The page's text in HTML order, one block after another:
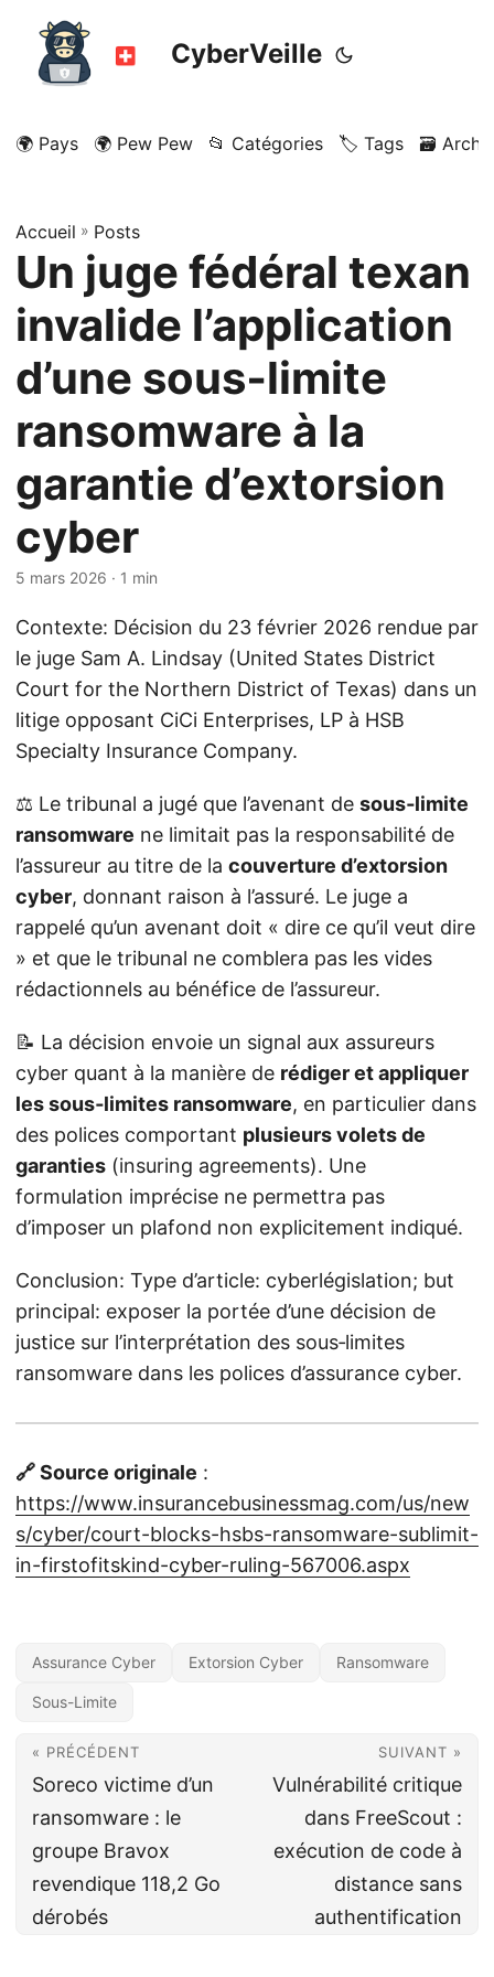
CyberVeille
🌍 Pays 🌍 Pew Pew 📂 Catégories 🏷️ Tags 🗃️
Accueil » Posts
Un juge fédéral texan
invalide l’application
d’une sous‑limite
ransomware à la
garantie d’extorsion
cyber
5 mars 2026 · 1 min
Contexte: Décision du 23 février 2026 rendue par
le juge Sam A. Lindsay (United States District
Court for the Northern District of Texas) dans un
litige opposant CiCi Enterprises, LP à HSB
Specialty Insurance Company.
⚖️ Le tribunal a jugé que l’avenant de sous‑limite
ransomware ne limitait pas la responsabilité de
l’assureur au titre de la couverture d’extorsion
cyber, donnant raison à l’assuré. Le juge a
rappelé qu’un avenant doit « dire ce qu’il veut dire
» et que le tribunal ne comblera pas les vides
rédactionnels au bénéfice de l’assureur.
📝 La décision envoie un signal aux assureurs
cyber quant à la manière de rédiger et appliquer
les sous‑limites ransomware, en particulier dans
des polices comportant plusieurs volets de
garanties (insuring agreements). Une
formulation imprécise ne permettra pas
d’imposer un plafond non explicitement indiqué.
Conclusion: Type d’article: cyberlégislation; but
principal: exposer la portée d’une décision de
justice sur l’interprétation des sous‑limites
ransomware dans les polices d’assurance cyber.
🔗 Source originale :
https://www.insurancebusinessmag.com/us/new
s/cyber/court-blocks-hsbs-ransomware-sublimit-
in-firstofitskind-cyber-ruling-567006.aspx
Assurance Cyber Extorsion Cyber Ransomware
Sous-Limite
« PRÉCÉDENT
Soreco victime d’un
ransomware : le
groupe Bravox
revendique 118,2 Go
dérobés
SUIVANT »
Vulnérabilité critique
dans FreeScout :
exécution de code à
distance sans
authentification